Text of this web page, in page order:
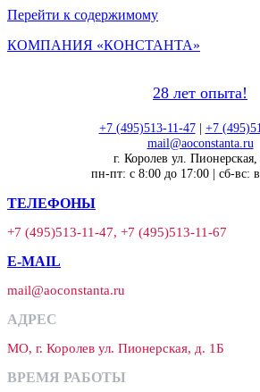
Перейти к содержимому
КОМПАНИЯ «КОНСТАНТА»
28 лет опыта!
+7 (495)513-11-47| +7
mail@aoconstanta.ru
г. Королев ул.
пн-пт: с 8:00 до 17:00 | сб-вс:
ТЕЛЕФОНЫ
+7 (495)513-11-47, +7 (495)513-11-67
E-MAIL
mail@aoconstanta.ru
АДРЕС
МО, г. Королев ул. Пионерская, д. 1Б
ВРЕМЯ РАБОТЫ